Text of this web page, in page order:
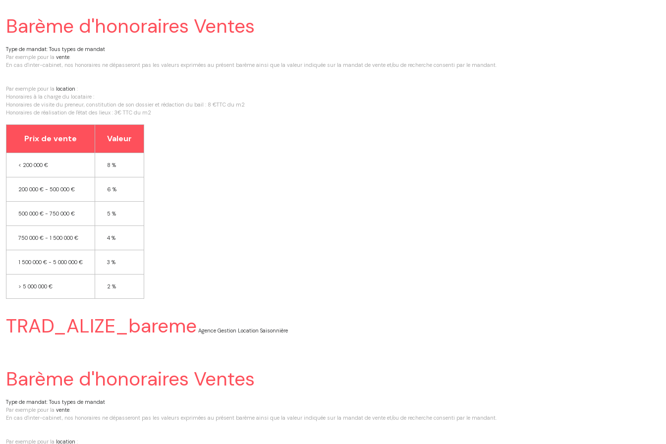
Barème d'honoraires Ventes
Type de mandat:Tous types de mandat
Par exemple pour la vente:
En cas d'inter-cabinet, nos honoraires ne dépasseront pas les valeurs exprimées au présent barème ainsi que la valeur indiquée sur la mandat de vente et/ou de recherche consenti par le mandant.
Par exemple pour la location :
Honoraires à la charge du locataire :
Honoraires de visite du preneur, constitution de son dossier et rédaction du bail : 8 €TTC du m2
Honoraires de réalisation de l'état des lieux : 3€ TTC du m2
Prix de vente Valeur
< 200 000 € 8 %
200 000 € - 500 000 € 6 %
500 000 € - 750 000 € 5 %
750 000 € - 1 500 000 € 4 %
1 500 000 € - 5 000 000 € 3 %
> 5 000 000 € 2 %
TRAD_ALIZE_bareme Agence Gestion Location Saisonnière
Barème d'honoraires Ventes
Type de mandat:Tous types de mandat
Par exemple pour la vente:
En cas d'inter-cabinet, nos honoraires ne dépasseront pas les valeurs exprimées au présent barème ainsi que la valeur indiquée sur la mandat de vente et/ou de recherche consenti par le mandant.
Par exemple pour la location :